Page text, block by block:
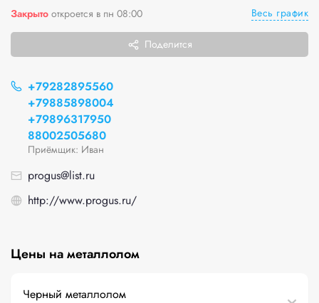
Закрыто откроется в пн 08:00 Весь график
Поделится
+79282895560
+79885898004
+79896317950
88002505680
Приёмщик: Иван
progus@list.ru
http://www.progus.ru/
Цены на металлолом
Черный металлолом